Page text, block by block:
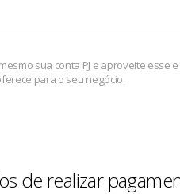
sua conta PJ e aproveite esse
para o seu negócio.
de realizar